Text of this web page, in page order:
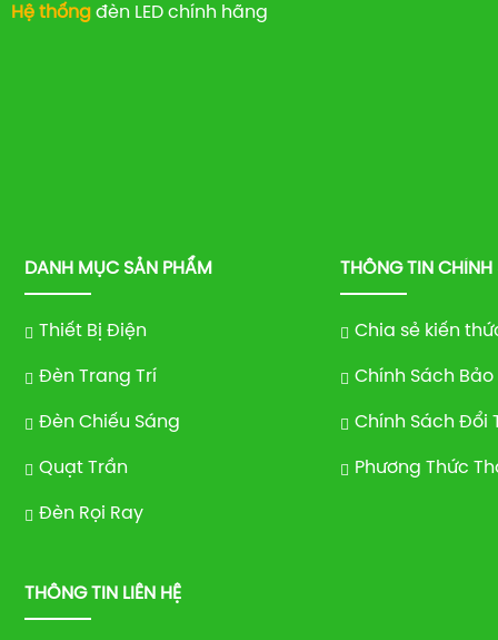
Hệ thống đèn LED chính hãng
DANH MỤC SẢN PHẨM
Thiết Bị Điện
Đèn Trang Trí
Đèn Chiếu Sáng
Quạt Trần
Đèn Rọi Ray
THÔNG TIN CHÍNH
Chia sẻ kiến
Chính Sách Bảo
Chính Sách Đổi
Phương Thức
THÔNG TIN LIÊN HỆ